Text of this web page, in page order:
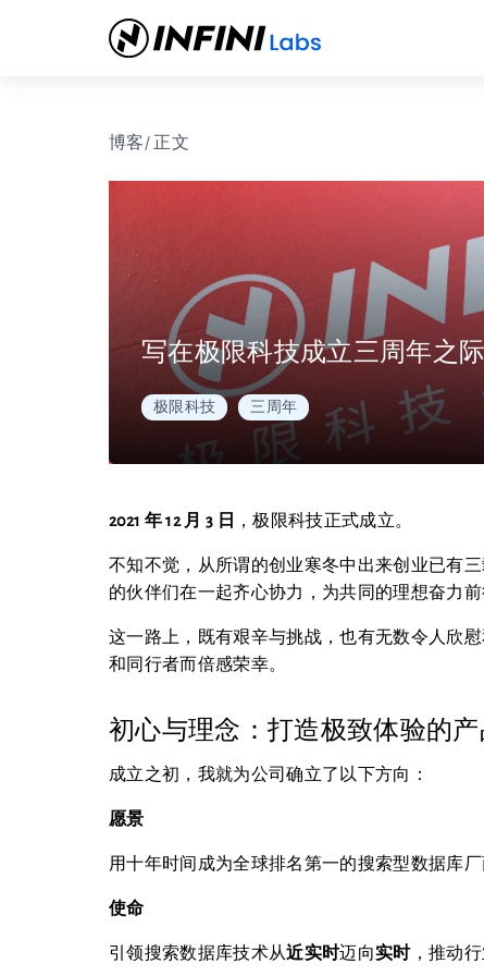
博客/ 正文
写在极限科技成立三周年之际
极限科技 三周年
2021 年 12 月 3 日 ，极限科技正式成立。
不知不觉，从所谓的创业寒冬中出来创业已有
的伙伴们在一起齐心协力，为共同的理想奋力前
这一路上，既有艰辛与挑战，也有无数令人欣
和同行者而倍感荣幸。
初心与理念：打造极致体验的产
成立之初，我就为公司确立了以下方向：
愿景
用十年时间成为全球排名第一的搜索型数据库厂
使命
引领搜索数据库技术从近实时迈向实时，推动行